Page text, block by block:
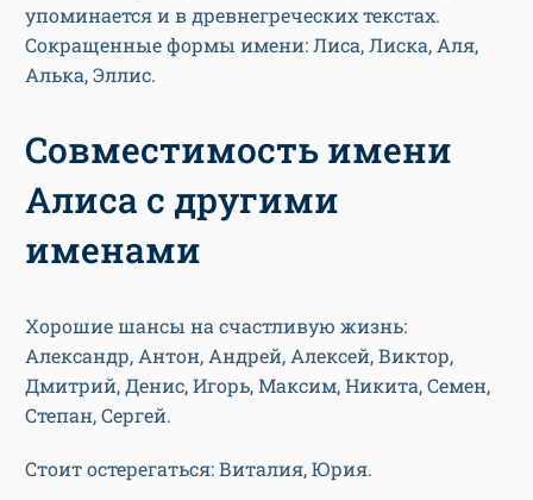
упоминается и в древнегреческих текстах.
Сокращенные формы имени: Лиса, Лиска, Аля,
Алька, Эллис.
Совместимость имени
Алиса с другими
именами
Хорошие шансы на счастливую жизнь:
Александр, Антон, Андрей, Алексей, Виктор,
Дмитрий, Денис, Игорь, Максим, Никита, Семен,
Степан, Сергей.
Стоит остерегаться: Виталия, Юрия.